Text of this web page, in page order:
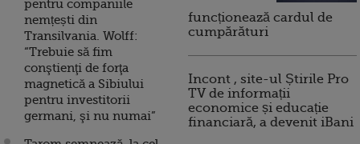
pentru companiile
nemțești din
Transilvania. Wolff:
“Trebuie să fim
conştienţi de forţa
magnetică a Sibiului
pentru investitorii
germani, şi nu numai”
funcționează cardul de
cumpărături
Incont , site-ul Știrile Pro
TV de informații
economice și educație
financiară, a devenit iBani